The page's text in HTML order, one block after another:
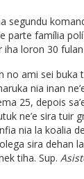
segundu
parte família
loron 30 fulan
no ami sei buka
nia inan
25, depois
ne’e sira tuir
nia la koalia
sira dehan
tiha. Sup.